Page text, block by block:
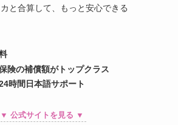
と合算して、もっと安心できる
険の補償額がトップクラス
時間日本語サポート
▼ 公式サイトを見る ▼